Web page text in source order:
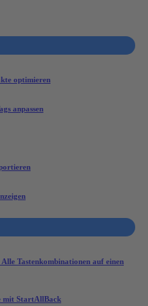
optimieren
anpassen
Tastenkombinationen auf einen
mit StartAllBack